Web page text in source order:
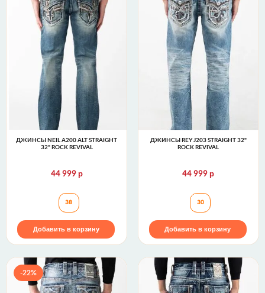
ДЖИНСЫ NEIL A200 ALT STRAIGHT
32" ROCK REVIVAL
44 999 р
Джинсы NEIL A200 ALT STRAIGHT 32" Rock Revival
38
Добавить в корзину
ДЖИНСЫ REY J203 STRAIGHT 32"
ROCK REVIVAL
44 999р
Джинсы REY
30
Добавить в корзину
-22%